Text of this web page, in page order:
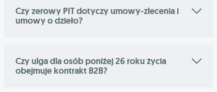
Czy zerowy PIT dotyczy umowy-zlecenia i
umowy o dzieło?
Czy ulga dla osób poniżej 26 roku życia
obejmuje kontrakt B2B?